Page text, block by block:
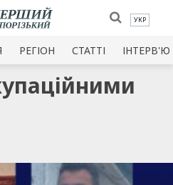
УКР
РЕГІОН СТАТТІ ІНТЕРВ'Ю